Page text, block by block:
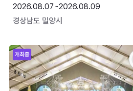
2026.08.07~2026.08.09
경상남도 밀양시
개최중